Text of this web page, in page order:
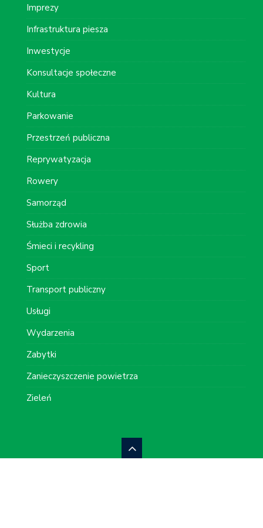
Imprezy
Infrastruktura piesza
Inwestycje
Konsultacje społeczne
Kultura
Parkowanie
Przestrzeń publiczna
Reprywatyzacja
Rowery
Samorząd
Służba zdrowia
Śmieci i recykling
Sport
Transport publiczny
Usługi
Wydarzenia
Zabytki
Zanieczyszczenie powietrza
Zieleń